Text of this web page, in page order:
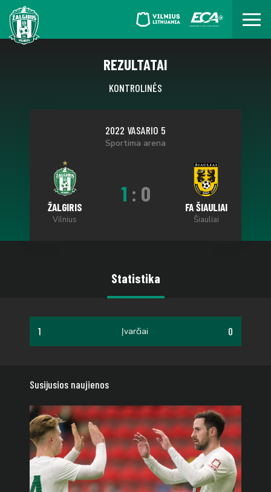
REZULTATAI
KONTROLINĖS
2022 VASARIO 5
Sportima arena
ŽALGIRIS
Vilnius
1 : 0
FA ŠIAULIAI
Šiauliai
Statistika
1 Įvarčiai 0
Susijusios naujienos